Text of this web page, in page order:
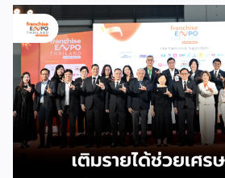
ของกรมฯ นายพูนพงษ์ นัยนาภากรณ์
การค้า กระทรวงพาณิชย์ เปิดเผยภายหลั
“งานแฟรนไชส์ เอ็กซ์โป ไทยแลนด์ บาย
โป (Franchise Expo Thailand by
เป็นงานแสดงธุรกิจแฟรนไชส์ชั้นนำที่จั
คอร์ปอเรชัน จำกัด เพื่อยกระดับศักยภา
เจ้าของธุรกิจที่ต้องการขยายกิจการผ่าน